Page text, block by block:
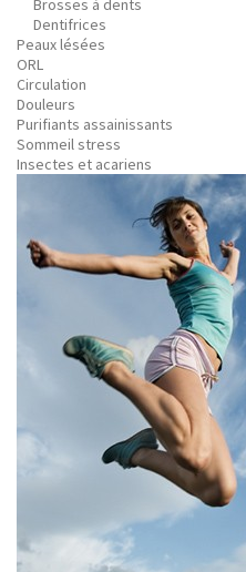
Brosses à dents
Dentifrices
Peaux lésées
ORL
Circulation
Douleurs
Purifiants assainissants
Sommeil stress
Insectes et acariens